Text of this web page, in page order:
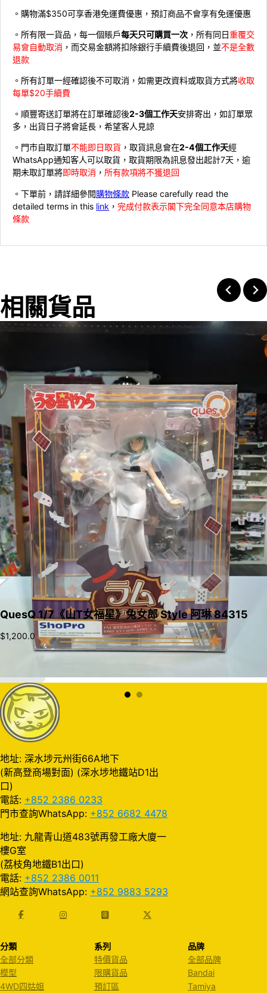
。購物滿$350可享香港免運費優惠，預訂商品不會享有免運優惠
。所有限一貨品，每一個賬戶每天只可購買一次 ，所有同日重覆交
易會自動取消 ，而交易金額將扣除銀行手續費後退回，並不是全數
退款
。所有訂單一經確認後不可取消，如需更改資料或取貨方式將收取
每單$20手續費
。順豐寄送訂單將在訂單確認後2-3個工作天安排寄出，如訂單眾
多，出貨日子將會延長，希望客人見諒
。門市自取訂單不能即日取貨 ，取貨訊息會在2-4個工作天經
WhatsApp通知客人可以取貨，取貨期限為訊息發出起計7天，逾
期未取訂單將即時取消 ， 所有款項將不獲退回
。下單前，請詳細參閱購物條款 Please carefully read the
detailed terms in this link ， 完成付款表示閣下完全同意本店購物
條款
相關貨品
QuesQ 1/7《山T女福星》兔女郎 Style 阿琳 84315
$1,200.0
地址: 深水埗元州街66A地下
(新高登商場對面) (深水埗地鐵站D1出
口)
電話: +852 2386 0233
門市查詢WhatsApp: +852 6682 4478
地址: 九龍青山道483號再發工廠大廈一
樓G室
(荔枝角地鐵B1出口)
電話: +852 2386 0011
網站查詢WhatsApp: +852 9883 5293
分類
全部分類
模型
4WD四姑姐
系列
特價貨品
限購貨品
預訂區
品牌
全部品牌
Bandai
Tamiya